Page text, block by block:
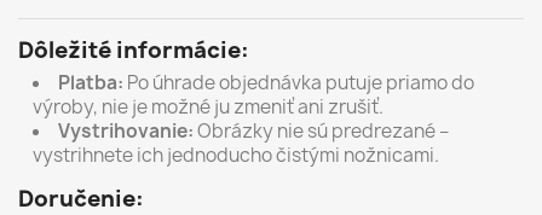
Dôležité informácie:
Platba: Po úhrade objednávka putuje priamo do
výroby, nie je možné ju zmeniť ani zrušiť.
Vystrihovanie:Obrázky nie sú predrezané –
vystrihnete ich jednoducho čistými nožnicami.
Doručenie: